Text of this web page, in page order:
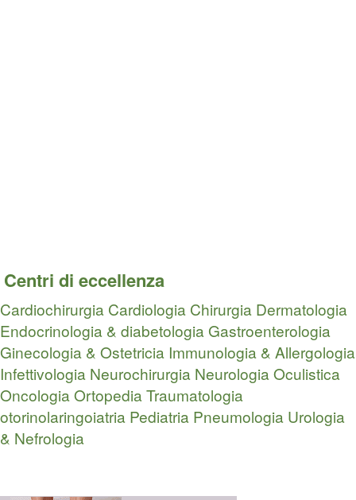
Centri di eccellenza
Cardiochirurgia Cardiologia Chirurgia Dermatologia
Endocrinologia & diabetologia Gastroenterologia
Ginecologia & Ostetricia Immunologia & Allergologia
Infettivologia Neurochirurgia NeurologiaOculistica
OncologiaOrtopedia Traumatologia
otorinolaringoiatria Pediatria Pneumologia Urologia
& Nefrologia